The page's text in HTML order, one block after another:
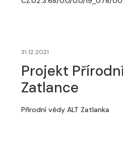
31.12.2021
Projekt
Zatlance
Přírodní vědy ALT Zatlanka